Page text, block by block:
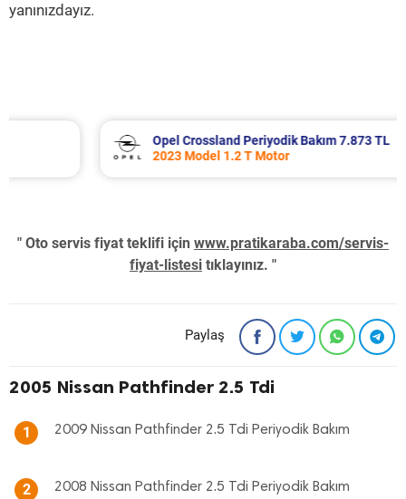
yanınızdayız.
Opel Crossland Periyodik Bakım 7.873 TL
2023 Model 1.2 T Motor
" Oto servis fiyat teklifi için www.pratikaraba.com/servis-
fiyat-listesi tıklayınız. "
Paylaş
2005 Nissan Pathfinder 2.5 Tdi
1 2009 Nissan Pathfinder 2.5 Tdi Periyodik Bakım
2 2008 Nissan Pathfinder 2.5 Tdi Periyodik Bakım